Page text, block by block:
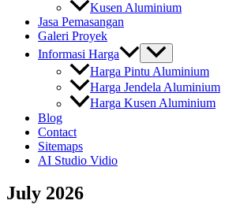
Kusen Aluminium
Jasa Pemasangan
Galeri Proyek
Informasi Harga
Harga Pintu Aluminium
Harga Jendela Aluminium
Harga Kusen Aluminium
Blog
Contact
Sitemaps
AI Studio Vidio
July 2026